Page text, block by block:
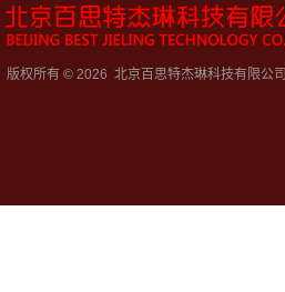
版权所有 © 2026 北京百思特杰琳科技有限公司